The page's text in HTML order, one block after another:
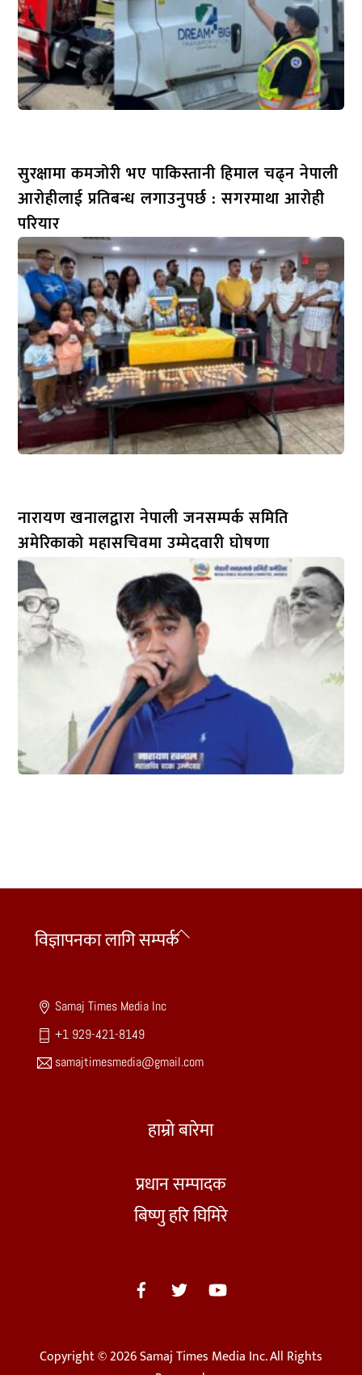
सुरक्षामा कमजोरी भए पाकिस्तानी हिमाल चढ्न नेपाली
आरोहीलाई प्रतिबन्ध लगाउनुपर्छ : सगरमाथा आरोही
परियार
नारायण खनालद्वारा नेपाली जनसम्पर्क समिति
अमेरिकाको महासचिवमा उम्मेदवारी घोषणा
Back
विज्ञापनका लागि सम्पर्क
Samaj Times Media Inc
+1 929-421-8149
samajtimesmedia@gmail.com
हाम्रो बारेमा
प्रधान सम्पादक
बिष्णु हरि घिमिरे
Copyright © 2026 Samaj Times Media Inc. All Rights